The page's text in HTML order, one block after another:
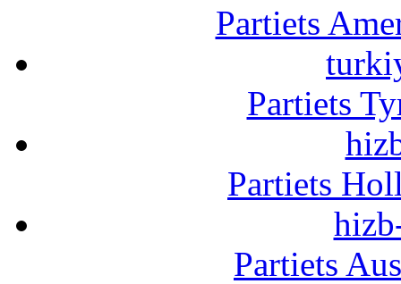
Partiets
Partiets
Partiets
Partiets